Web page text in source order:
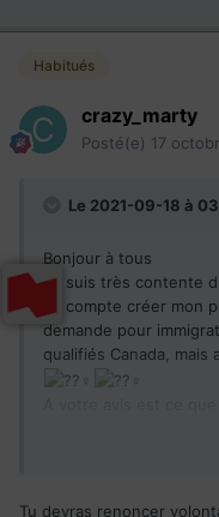
Habitués
crazy_marty
Posté(e) 17
Le 2021-09-18 à
Bonjour à tous
Je suis très contente
Je compte créer mon
demande pour
qualifiés Canada, mais
Deuxième question
Tu devras renoncer